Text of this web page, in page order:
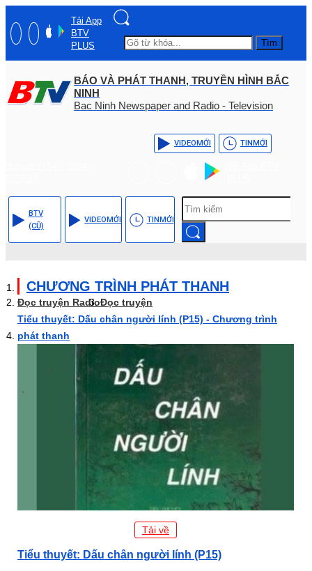
Tải App
BTV
PLUS
Tìm
BÁO VÀ PHÁT THANH, TRUYỀN HÌNH BẮC
NINH
Bac Ninh Newspaper and Radio - Television
VIDEOMỚI TINMỚI
BTV
(CŨ)
VIDEOMỚI TINMỚI
CHƯƠNG TRÌNH PHÁT THANH
Đọc truyện RadioĐọc truyện
Tiểu thuyết: Dấu chân người lính (P15) - Chương trình
phát thanh
Tải về
Tiểu thuyết: Dấu chân người lính (P15)